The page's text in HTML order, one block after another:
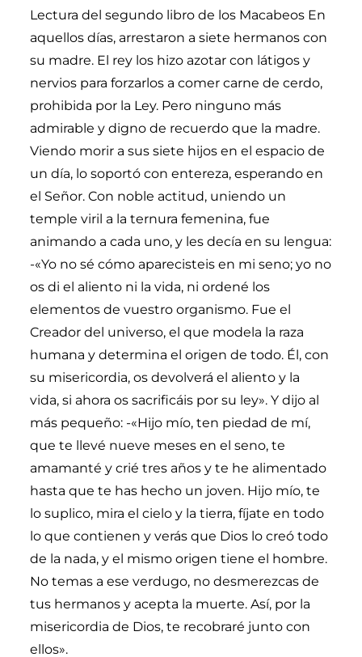
Lectura del segundo libro de los Macabeos En
aquellos días, arrestaron a siete hermanos con
su madre. El rey los hizo azotar con látigos y
nervios para forzarlos a comer carne de cerdo,
prohibida por la Ley. Pero ninguno más
admirable y digno de recuerdo que la madre.
Viendo morir a sus siete hijos en el espacio de
un día, lo soportó con entereza, esperando en
el Señor. Con noble actitud, uniendo un
temple viril a la ternura femenina, fue
animando a cada uno, y les decía en su lengua:
-«Yo no sé cómo aparecisteis en mi seno; yo no
os di el aliento ni la vida, ni ordené los
elementos de vuestro organismo. Fue el
Creador del universo, el que modela la raza
humana y determina el origen de todo. Él, con
su misericordia, os devolverá el aliento y la
vida, si ahora os sacrificáis por su ley». Y dijo al
más pequeño: -«Hijo mío, ten piedad de mí,
que te llevé nueve meses en el seno, te
amamanté y crié tres años y te he alimentado
hasta que te has hecho un joven. Hijo mío, te
lo suplico, mira el cielo y la tierra, fíjate en todo
lo que contienen y verás que Dios lo creó todo
de la nada, y el mismo origen tiene el hombre.
No temas a ese verdugo, no desmerezcas de
tus hermanos y acepta la muerte. Así, por la
misericordia de Dios, te recobraré junto con
ellos».